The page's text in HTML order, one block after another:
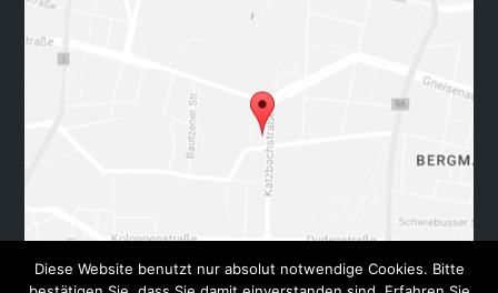
Diese Website benutzt nur absolut notwendige Cookies. Bitte